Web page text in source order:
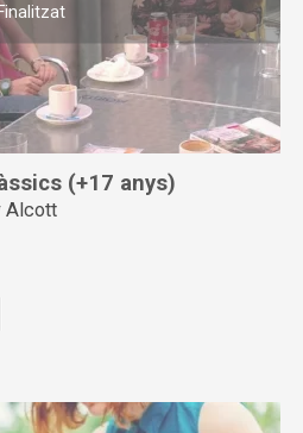
Finalitzat
(+17 anys)
Alcott